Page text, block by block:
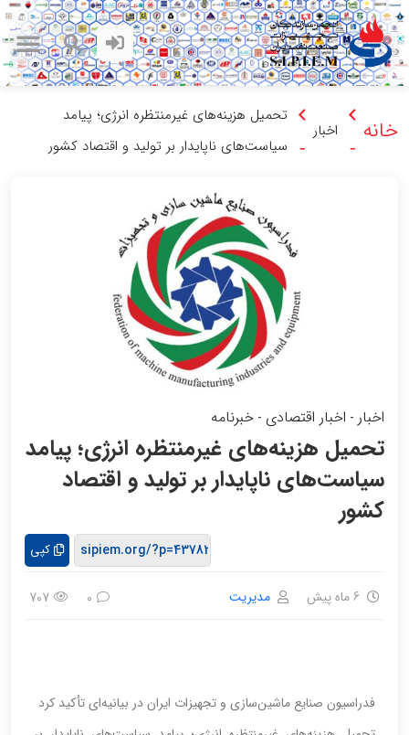
خانه -
اخبار
-
تحمیل هزینه‌های غیرمنتظره انرژی؛ پیامد
سیاست‌های ناپایدار بر تولید و اقتصاد کشور
اخبار - اخبار اقتصادی - خبرنامه
تحمیل هزینه‌های غیرمنتظره انرژی؛ پیامد
سیاست‌های ناپایدار بر تولید و اقتصاد
کشور
کپی
6 ماه پیش مدیریت 0
707
فدراسیون صنایع ماشین‌سازی و تجهیزات ایران در بیانیه‌ای تأکید کرد